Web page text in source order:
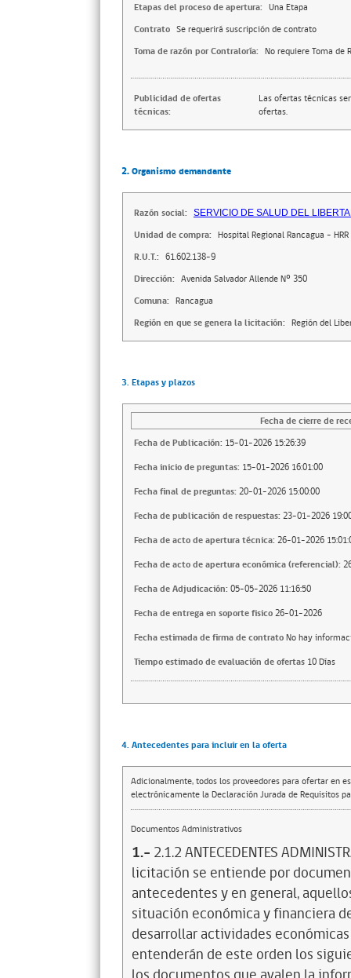
Etapas del proceso de apertura: Una Etapa
Contrato Se requerirá suscripción de contrato
Toma de razón por Contraloría: No requiere Toma de
Publicidad de ofertas
técnicas:
Las ofertas técnicas
ofertas.
2. Organismo demandante
Razón social: SERVICIO DE SALUD DEL
Unidad de compra: Hospital Regional Rancagua - HRR
R.U.T.: 61.602.138-9
Dirección: Avenida Salvador Allende Nº 350
Comuna: Rancagua
Región en que se genera la licitación: Región del
3. Etapas y plazos
Fecha de cierre de
Fecha de Publicación: 15-01-2026 15:26:39
Fecha inicio de preguntas: 15-01-2026 16:01:00
Fecha final de preguntas: 20-01-2026 15:00:00
Fecha de publicación de respuestas: 23-01-2026
Fecha de acto de apertura técnica: 26-01-2026
Fecha de acto de apertura económica (referencial):
Fecha de Adjudicación: 05-05-2026 11:16:50
Fecha de entrega en soporte fisico26-01-2026
Fecha estimada de firma de contratoNo hay
Tiempo estimado de evaluación de ofertas 10 Días
4. Antecedentes para incluir en la oferta
Adicionalmente, todos los proveedores para ofertar en
electrónicamente la Declaración Jurada de Requisitos
Documentos Administrativos
1.- 2.1.2 ANTECEDENTES
licitación se entiende por
antecedentes y en general,
situación económica y financiera
desarrollar actividades
entenderán de este orden los